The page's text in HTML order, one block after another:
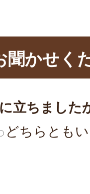
聞かせく
立ちました
どちらとも